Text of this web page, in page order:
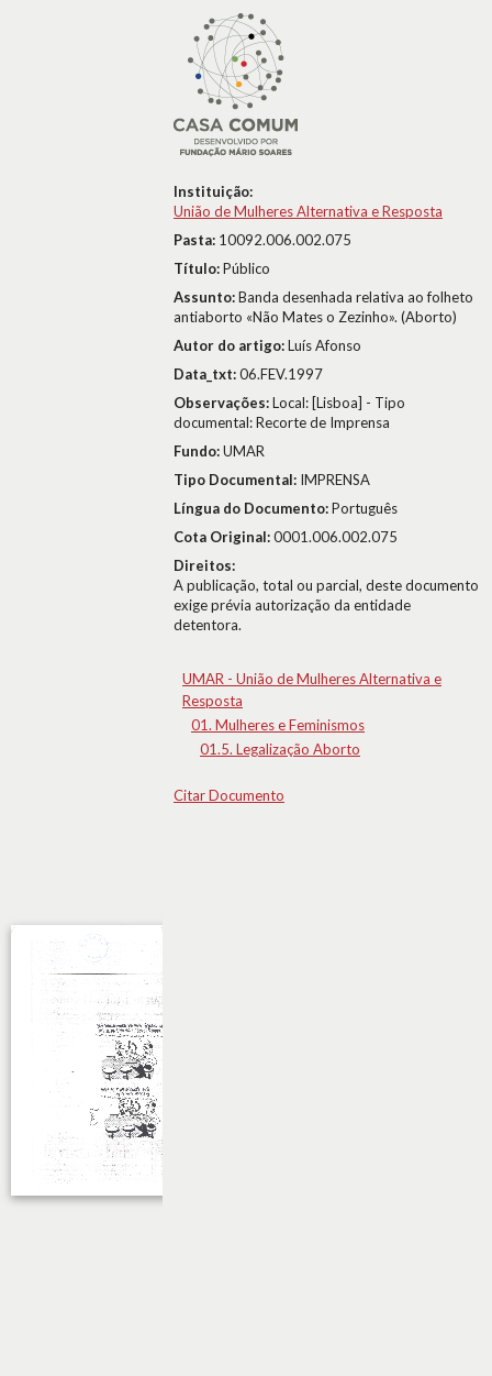
Instituição:
União de Mulheres Alternativa e Resposta
Pasta: 10092.006.002.075
Título:Público
Assunto:Banda desenhada relativa ao folheto
antiaborto «Não Mates o Zezinho». (Aborto)
Autor do artigo:Luís Afonso
Data_txt:06.FEV.1997
Observações:Local: [Lisboa] - Tipo
documental: Recorte de Imprensa
Fundo:UMAR
Tipo Documental: IMPRENSA
Língua do Documento:Português
Cota Original:0001.006.002.075
Direitos:
A publicação, total ou parcial, deste documento
exige prévia autorização da entidade
detentora.
UMAR - União de Mulheres Alternativa e
Resposta
01. Mulheres e Feminismos
01.5. Legalização Aborto
Citar Documento